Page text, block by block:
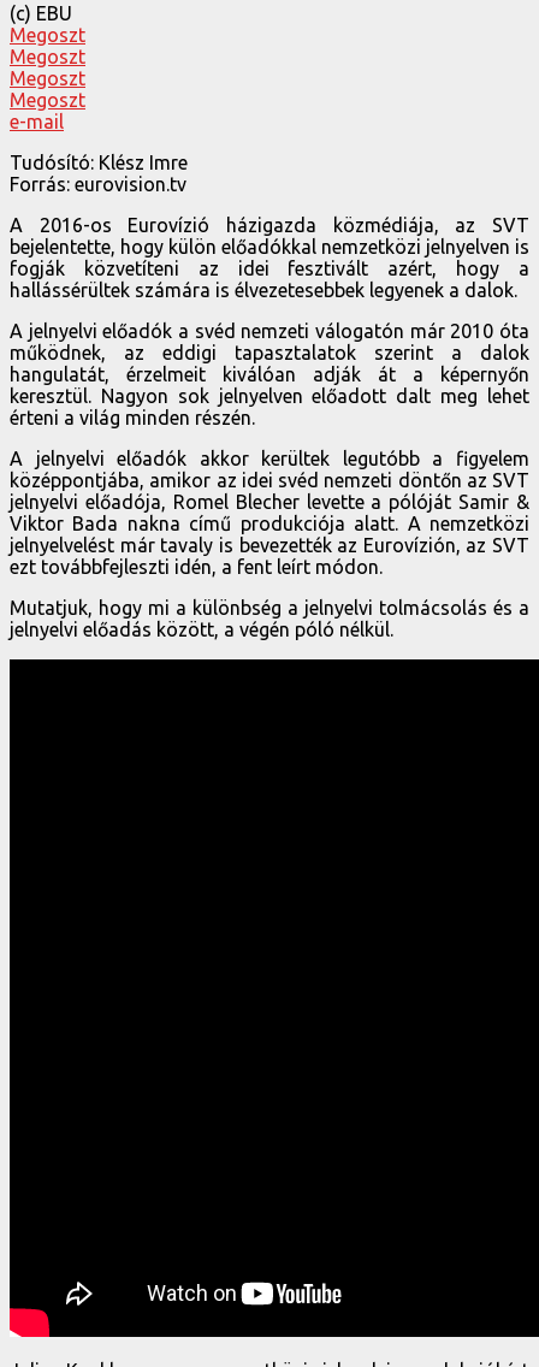
(c) EBU
Megoszt
Megoszt
Megoszt
Megoszt
e-mail
Tudósító: Klész Imre
Forrás: eurovision.tv
A 2016-os Eurovízió házigazda közmédiája, az SVT
bejelentette, hogy külön előadókkal nemzetközi jelnyelven is
fogják közvetíteni az idei fesztivált azért, hogy a
hallássérültek számára is élvezetesebbek legyenek a dalok.
A jelnyelvi előadók a svéd nemzeti válogatón már 2010 óta
működnek, az eddigi tapasztalatok szerint a dalok
hangulatát, érzelmeit kiválóan adják át a képernyőn
keresztül. Nagyon sok jelnyelven előadott dalt meg lehet
érteni a világ minden részén.
A jelnyelvi előadók akkor kerültek legutóbb a figyelem
középpontjába, amikor az idei svéd nemzeti döntőn az SVT
jelnyelvi előadója, Romel Blecher levette a pólóját Samir &
Viktor Bada nakna című produkciója alatt. A nemzetközi
jelnyelvelést már tavaly is bevezették az Eurovízión, az SVT
ezt továbbfejleszti idén, a fent leírt módon.
Mutatjuk, hogy mi a különbség a jelnyelvi tolmácsolás és a
jelnyelvi előadás között, a végén póló nélkül.